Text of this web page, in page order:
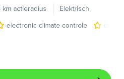
km actieradius
Elektrisch
electronic climate controle